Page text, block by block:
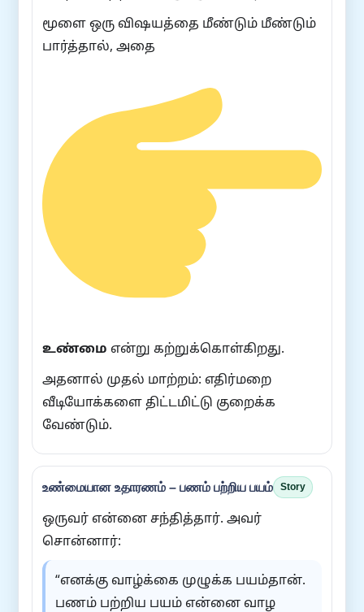
மூளை ஒரு விஷயத்தை மீண்டும் மீண்டும்
பார்த்தால், அதை
உண்மை என்று கற்றுக்கொள்கிறது.
அதனால் முதல் மாற்றம்: எதிர்மறை
வீடியோக்களை திட்டமிட்டு குறைக்க
வேண்டும்.
உண்மையான உதாரணம் – பணம் பற்றிய பயம் Story
ஒருவர் என்னை சந்தித்தார். அவர்
சொன்னார்:
“எனக்கு வாழ்க்கை முழுக்க பயம்தான்.
பணம் பற்றிய பயம் என்னை வாழ